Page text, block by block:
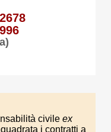
2678
civile ex
i contratti a